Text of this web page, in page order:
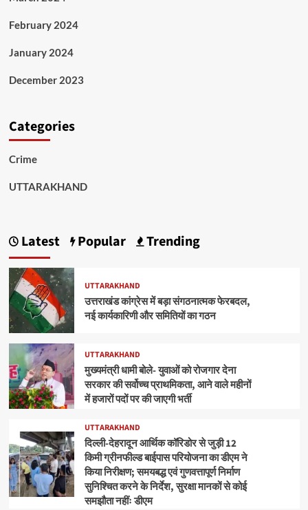
February 2024
January 2024
December 2023
Categories
Crime
UTTARAKHAND
Latest Popular Trending
UTTARAKHAND
उत्तराखंड कांग्रेस में बड़ा संगठनात्मक फेरबदल,
नई कार्यकारिणी और समितियों का गठन
UTTARAKHAND
मुख्यमंत्री धामी बोले- युवाओं को रोजगार देना
सरकार की सर्वोच्च प्राथमिकता, आने वाले महीनों
में हजारों पदों पर की जाएगी भर्ती
UTTARAKHAND
दिल्ली-देहरादून आर्थिक कॉरिडोर से जुड़ी 12
किमी ग्रीनफील्ड बाईपास परियोजना का डीएम ने
किया निरीक्षण; समयबद्ध एवं गुणवत्तापूर्ण निर्माण
सुनिश्चित करने के निर्देश, सुरक्षा मानकों से कोई
समझौता नहींः डीएम